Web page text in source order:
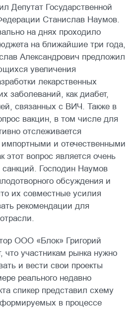
Депутат Государственной
Станислав Наумов.
на днях проходило
на ближайшие три года,
Александрович предложил
увеличения
лекарственных
заболеваний, как диабет,
связанных с ВИЧ. Также в
вакцин, в том числе для
отслеживается
и отечественными
этот вопрос является очень
Господин Наумов
обсуждения и
их совместные усилия
рекомендации для
ООО «Блок» Григорий
что участникам рынка нужно
и вести свои проекты
реального недавно
спикер представил схему
в процессе